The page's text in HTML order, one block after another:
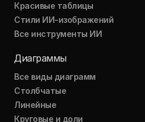
Красивые таблицы
Стили ИИ-изображений
Все инструменты ИИ
Диаграммы
Все виды диаграмм
Столбчатые
Линейные
Круговые и доли